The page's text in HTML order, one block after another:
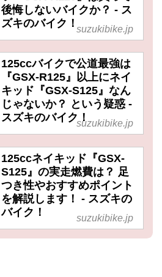
後悔しないバイクか？ - ス
ズキのバイク！ suzukibike.jp
125ccバイクで公道最強は
『GSX-R125』以上にネイ
キッド『GSX-S125』なん
じゃないか？ という疑惑 -
スズキのバイク！suzukibike.jp
125ccネイキッド『GSX-
S125』の実走燃費は？ 足
つき性やおすすめポイント
を解説します！ - スズキの
バイク！
suzukibike.jp